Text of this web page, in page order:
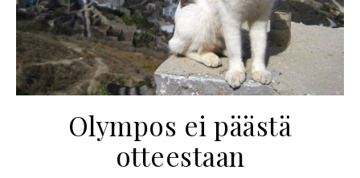
Olympos ei päästä
otteestaan